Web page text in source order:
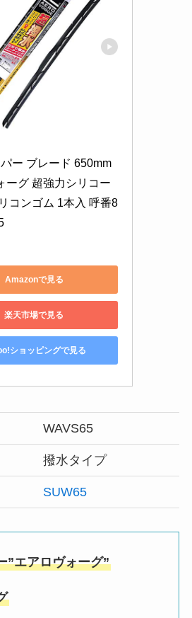
ー ブレード 650mm
ーグ 超強力シリコー
コンゴム 1本入 呼番8
Amazonで見る
楽天市場で見る
ショッピングで見る
WAVS65
撥水タイプ
SUW65
”エアロヴォーグ”